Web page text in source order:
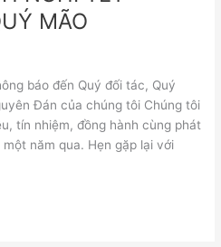
MÃO
báo đến Quý đối tác, Quý
Đán của chúng tôi Chúng tôi
tín nhiệm, đồng hành cùng phát
năm qua. Hẹn gặp lại với